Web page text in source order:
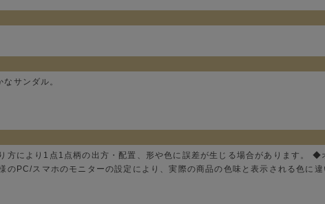
サンダル。
により1点1点柄の出方・配置、形や色に誤差が生じる場合があります。 ◆
PC/スマホのモニターの設定により、実際の商品の色味と表示される色に違